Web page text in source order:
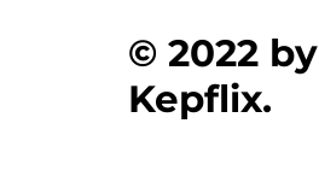
© 2022 by
Kepflix.